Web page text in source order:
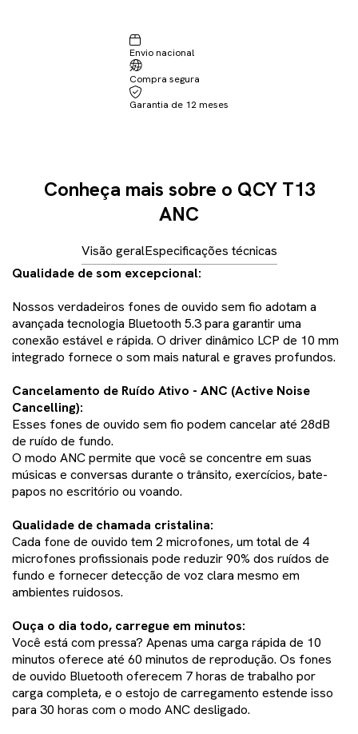
Envio nacional
Compra segura
Garantia de 12 meses
Conheça mais sobre o QCY T13
ANC
Visão geralEspecificações técnicas
Qualidade de som excepcional:
Nossos verdadeiros fones de ouvido sem fio adotam a
avançada tecnologia Bluetooth 5.3 para garantir uma
conexão estável e rápida. O driver dinâmico LCP de 10 mm
integrado fornece o som mais natural e graves profundos.
Cancelamento de Ruído Ativo - ANC (Active Noise
Cancelling):
Esses fones de ouvido sem fio podem cancelar até 28dB
de ruído de fundo.
O modo ANC permite que você se concentre em suas
músicas e conversas durante o trânsito, exercícios, bate-
papos no escritório ou voando.
Qualidade de chamada cristalina:
Cada fone de ouvido tem 2 microfones, um total de 4
microfones profissionais pode reduzir 90% dos ruídos de
fundo e fornecer detecção de voz clara mesmo em
ambientes ruidosos.
Ouça o dia todo, carregue em minutos:
Você está com pressa? Apenas uma carga rápida de 10
minutos oferece até 60 minutos de reprodução. Os fones
de ouvido Bluetooth oferecem 7 horas de trabalho por
carga completa, e o estojo de carregamento estende isso
para 30 horas com o modo ANC desligado.